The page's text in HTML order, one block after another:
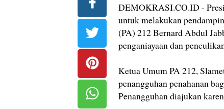
DEMOKRASI.CO.ID -
untuk melakukan
(PA) 212 Bernard Abdul
penganiayaan dan
Ketua Umum PA 212,
penangguhan penahanan
Penangguhan diajukan